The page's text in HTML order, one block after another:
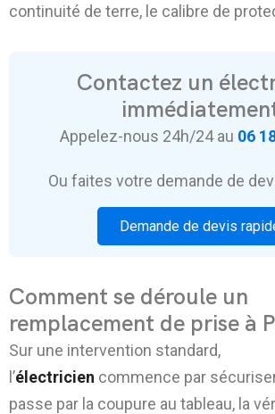
continuité de terre, le calibre de
Contactez un
Appelez-nous 24h/24 au 06
Ou faites votre demande de
Demande de devis
Comment se déroule un
remplacement de prise à
Sur une intervention standard,
l’électricien commence par
passe par la coupure au tableau, la